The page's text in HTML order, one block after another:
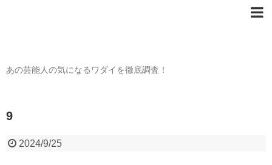
あの芸能人の気になるワダイを徹底調査！
9
2024/9/25